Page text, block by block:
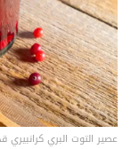
عصير التوت البري